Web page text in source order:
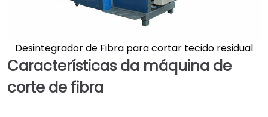
Desintegrador de Fibra para cortar tecido residual
Características da máquina de
corte de fibra